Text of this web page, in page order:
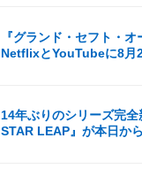
『グランド・セフト・
NetflixとYouTubeに8月
14年ぶりのシリーズ完
STAR LEAP』が本日か